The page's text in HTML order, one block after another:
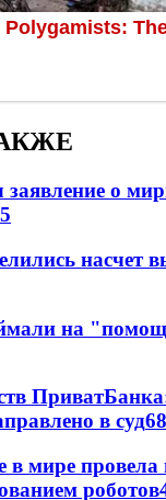
заявление о
насчет
на
в суд
в мире
роботов